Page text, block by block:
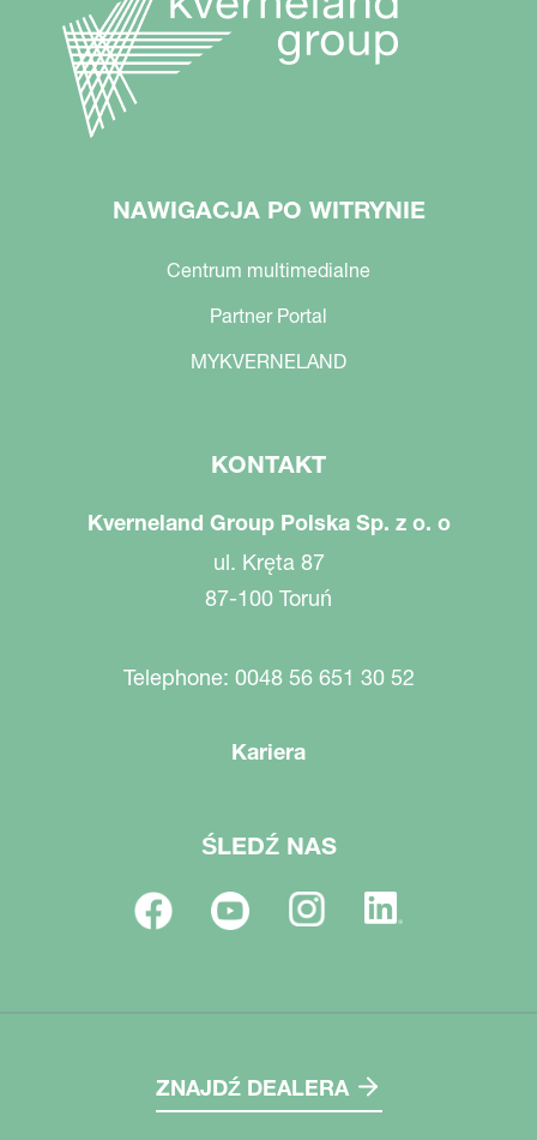
NAWIGACJA PO WITRYNIE
Centrum multimedialne
Partner Portal
MYKVERNELAND
KONTAKT
Kverneland Group Polska Sp. z o. o
ul. Kręta 87
87-100 Toruń
Telephone: 0048 56 651 30 52
Kariera
ŚLEDŹ NAS
ZNAJDŹ DEALERA